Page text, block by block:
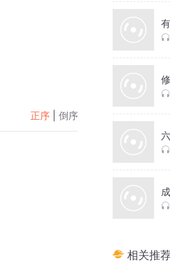
正序 倒序
相关推